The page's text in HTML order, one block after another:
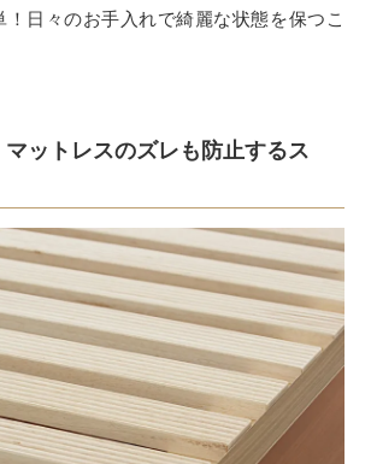
日々のお手入れで綺麗な状態を保つこ
ットレスのズレも防止するス